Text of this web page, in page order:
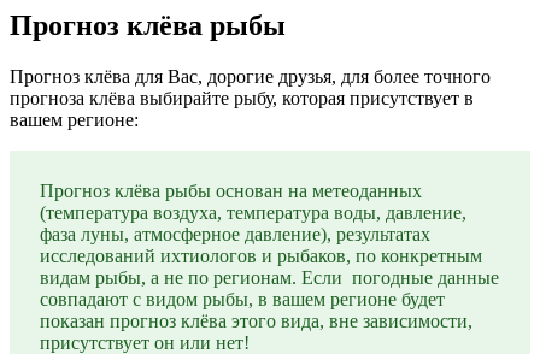
Прогноз клёва рыбы
Прогноз клёва для Вас, дорогие друзья, для более точного
прогноза клёва выбирайте рыбу, которая присутствует в
вашем регионе:
Прогноз клёва рыбы основан на метеоданных
(температура воздуха, температура воды, давление,
фаза луны, атмосферное давление), результатах
исследований ихтиологов и рыбаков, по конкретным
видам рыбы, а не по регионам. Если погодные данные
совпадают с видом рыбы, в вашем регионе будет
показан прогноз клёва этого вида, вне зависимости,
присутствует он или нет!